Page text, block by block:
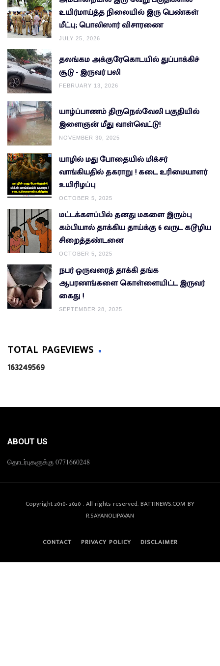
உயிர்மாய்த்த நிலையில் இரு பெண்கள்
மீட்பு; பொலிஸார் விசாரணை
JULY 25, 2026
தலங்கம அக்குரேகொடயில் துப்பாக்கிச்
சூடு - இருவர் பலி
FEBRUARY 13, 2026
யாழ்ப்பாணம் திருநெல்வேலி பகுதியில்
இளைஞன் மீது வாள்வெட்டு!
NOVEMBER 30, 2025
யாழில் மது போதையில் மிக்சர்
வாங்கியதில் தகராறு ! கடை உரிமையாளர்
உயிரிழப்பு
OCTOBER 5, 2025
மட்டக்களப்பில் தனது மகளை இரும்பு
கம்பியால் தாக்கிய தாய்க்கு 6 வருட கடூழிய
சிறைத்தண்டனை
OCTOBER 5, 2025
நபர் ஒருவரைத் தாக்கி தங்க
ஆபரணங்களை கொள்ளையிட்ட இருவர்
கைது !
SEPTEMBER 28, 2025
TOTAL PAGEVIEWS
163249569
ABOUT US
தொடர்புகளுக்கு 0771660248
Copyright 2010- 2020 . All rights reserved. BATTINEWS.COM BY
R.SAYANOLIPAVAN
CONTACT PRIVACY POLICY DISCLAIMER